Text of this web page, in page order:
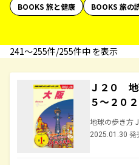
BOOKS 旅と健康
BOOKS 旅の
241〜255件/255件中 を表示
Ｊ２０
５～２０
地球の歩き方
2025.01.30 発